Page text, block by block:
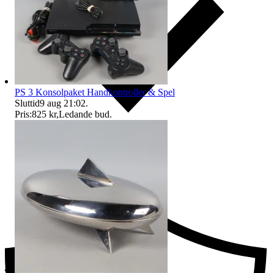
Ersättning om du inte får din vara
PS 3 Konsolpaket Handkontroller & Spel
Sluttid9 aug 21:02.
Pris:825 kr,Ledande bud.